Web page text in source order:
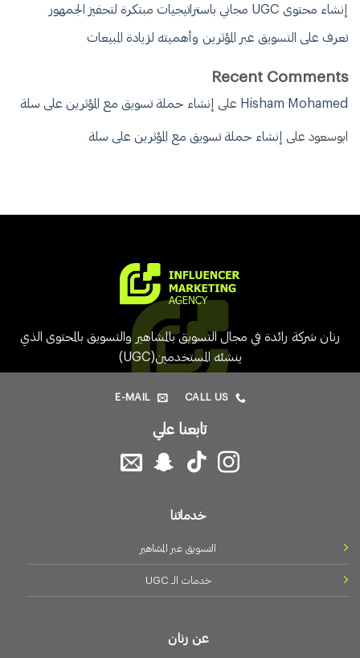
إنشاء محتوى UGC مجاني باستراتيجيات مبتكرة لتحفيز الجمهور
تعرف على التسويق عبر المؤثرين وأهميته لزيادة المبيعات
Recent Comments
Hisham Mohamed على إنشاء حملة تسويق مع المؤثرين على سلة
ابوسعود على إنشاء حملة تسويق مع المؤثرين على سلة
رنان شركة رائدة في مجال التسويق بالمشاهير والتسويق بالمحتوى الذي
ينشئه المستخدمين(UGC)
CALL US
E-MAIL
تابعنا علي
خدماتنا
التسويق عبر المشاهير
خدمات الـــ UGC
عن رنان